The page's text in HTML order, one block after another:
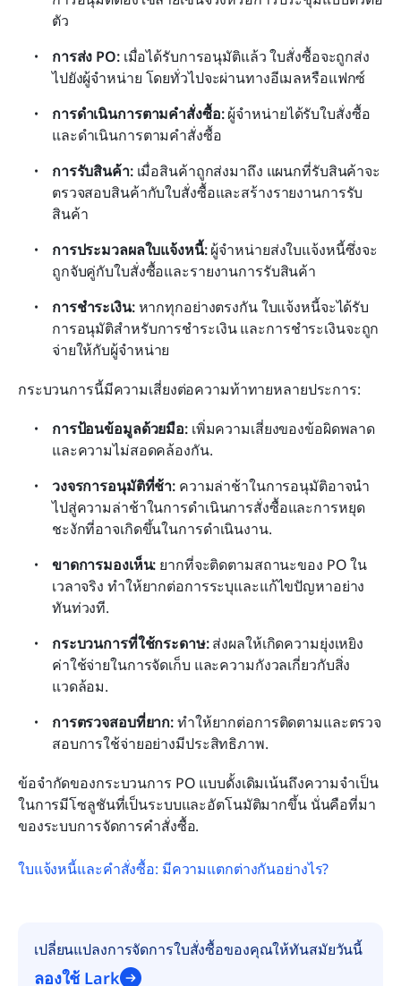
ตัว
การส่ง PO: เมื่อได้รับการอนุมัติแล้ว ใบสั่งซื้อจะถูกส่ง
ไปยังผู้จำหน่าย โดยทั่วไปจะผ่านทางอีเมลหรือแฟกซ์
การดำเนินการตามคำสั่งซื้อ: ผู้จำหน่ายได้รับใบสั่งซื้อ
และดำเนินการตามคำสั่งซื้อ
การรับสินค้า: เมื่อสินค้าถูกส่งมาถึง แผนกที่รับสินค้าจะ
ตรวจสอบสินค้ากับใบสั่งซื้อและสร้างรายงานการรับ
สินค้า
การประมวลผลใบแจ้งหนี้: ผู้จำหน่ายส่งใบแจ้งหนี้ซึ่งจะ
ถูกจับคู่กับใบสั่งซื้อและรายงานการรับสินค้า
การชำระเงิน: หากทุกอย่างตรงกัน ใบแจ้งหนี้จะได้รับ
การอนุมัติสำหรับการชำระเงิน และการชำระเงินจะถูก
จ่ายให้กับผู้จำหน่าย
กระบวนการนี้มีความเสี่ยงต่อความท้าทายหลายประการ:
การป้อนข้อมูลด้วยมือ: เพิ่มความเสี่ยงของข้อผิดพลาด
และความไม่สอดคล้องกัน.
วงจรการอนุมัติที่ช้า: ความล่าช้าในการอนุมัติอาจนำ
ไปสู่ความล่าช้าในการดำเนินการสั่งซื้อและการหยุด
ชะงักที่อาจเกิดขึ้นในการดำเนินงาน.
ขาดการมองเห็น: ยากที่จะติดตามสถานะของ PO ใน
เวลาจริง ทำให้ยากต่อการระบุและแก้ไขปัญหาอย่าง
ทันท่วงที.
กระบวนการที่ใช้กระดาษ: ส่งผลให้เกิดความยุ่งเหยิง
ค่าใช้จ่ายในการจัดเก็บ และความกังวลเกี่ยวกับสิ่ง
แวดล้อม.
การตรวจสอบที่ยาก: ทำให้ยากต่อการติดตามและตรวจ
สอบการใช้จ่ายอย่างมีประสิทธิภาพ.
ข้อจำกัดของกระบวนการ PO แบบดั้งเดิมเน้นถึงความจำเป็น
ในการมีโซลูชันที่เป็นระบบและอัตโนมัติมากขึ้น นั่นคือที่มา
ของระบบการจัดการคำสั่งซื้อ.
ใบแจ้งหนี้และคำสั่งซื้อ: มีความแตกต่างกันอย่างไร?
เปลี่ยนแปลงการจัดการใบสั่งซื้อของคุณให้ทันสมัยวันนี้
ลองใช้ Lark